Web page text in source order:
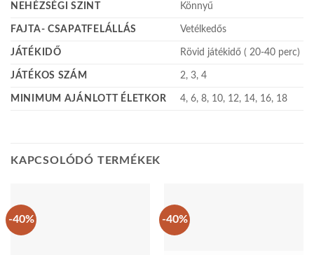
NEHÉZSÉGI SZINT Könnyű
FAJTA- CSAPATFELÁLLÁS Vetélkedős
JÁTÉKIDŐ Rövid játékidő ( 20-40 perc)
JÁTÉKOS SZÁM 2, 3, 4
MINIMUM AJÁNLOTT ÉLETKOR 4, 6, 8, 10, 12, 14, 16, 18
KAPCSOLÓDÓ TERMÉKEK
-40% -40%